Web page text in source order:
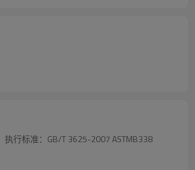
钛管质量轻，强度高，机械性能优越。它广泛应用于热交换设备，如列管式换热器、盘管式换热器、蛇形管式换热器、冷凝器、蒸发器和输送管道等。执行标准：GB/T 3625-2007 ASTMB338